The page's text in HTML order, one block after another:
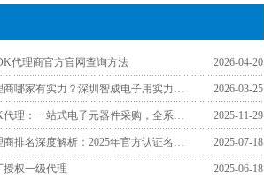
代理商官方官网查询方法 2026-04-20
TDK代理商哪家有实力？深圳智成电子用实力诠释靠谱合作伙伴 2026-03-25
福州TDK代理：一站式电子元器件采购，全系列型号覆盖工厂需求 2025-11-29
TDK代理商排名深度解析：2025年官方认证名单与采购指南 2025-07-18
授权一级代理 2025-06-18